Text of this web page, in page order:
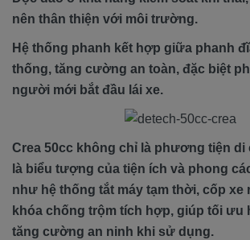
nên thân thiện với môi trường.
Hệ thống phanh kết hợp giữa phanh
thống, tăng cường an toàn, đặc biệt
người mới bắt đầu lái xe.
Crea 50cc không chỉ là phương tiện di
là biểu tượng của tiện ích và phong
như hệ thống tắt máy tạm thời, cốp xe
khóa chống trộm tích hợp, giúp tối ưu
tăng cường an ninh khi sử dụng.